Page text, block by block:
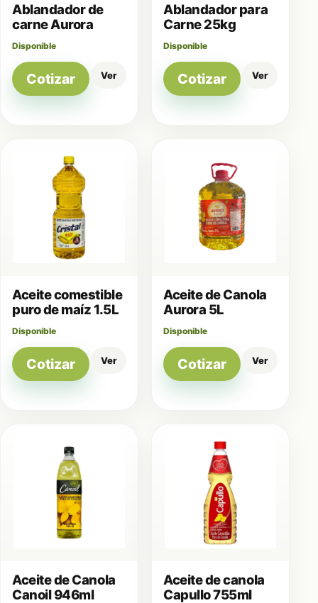
Ablandador de
carne Aurora
Disponible
Cotizar Ver
Ablandador para
Carne 25kg
Disponible
Cotizar Ver
Aceite comestible
puro de maíz 1.5L
Disponible
Cotizar Ver
Aceite de Canola
Aurora 5L
Disponible
Cotizar Ver
Aceite de Canola
Canoil 946ml
Aceite de canola
Capullo 755ml